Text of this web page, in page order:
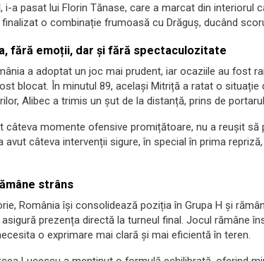
i-a pasat lui Florin Tănase, care a marcat din interiorul
finalizat o combinație frumoasă cu Drăguș, ducând
fără emoții, dar și fără spectaculozitate
a adoptat un joc mai prudent, iar ocaziile au fost
blocat. În minutul 89, același Mitriță a ratat o situație
Alibec a trimis un șut de la distanță, prins de
câteva momente ofensive promițătoare, nu a reușit să
avut câteva intervenții sigure, în special în prima
strâns
România își consolidează poziția în Grupa H și
prezența directă la turneul final. Jocul rămâne
o exprimare mai clară și mai eficientă în teren.